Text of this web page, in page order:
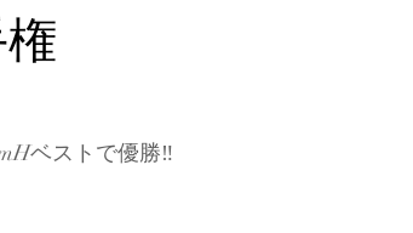
ベストで優勝‼